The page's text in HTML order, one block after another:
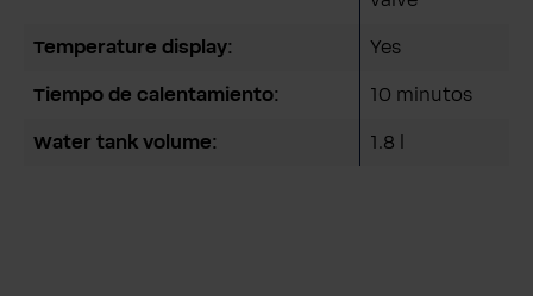
Temperature display: Yes
Tiempo de calentamiento: 10 minutos
Water tank volume: 1.8 l